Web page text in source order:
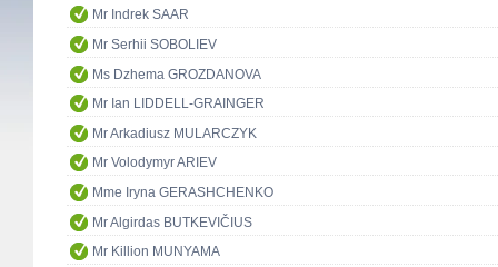
Mr Indrek SAAR
Mr Serhii SOBOLIEV
Ms Dzhema GROZDANOVA
Mr Ian LIDDELL-GRAINGER
Mr Arkadiusz MULARCZYK
Mr Volodymyr ARIEV
Mme Iryna GERASHCHENKO
Mr Algirdas BUTKEVIČIUS
Mr Killion MUNYAMA